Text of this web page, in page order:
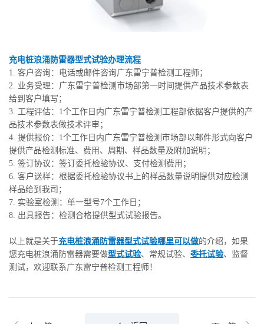
充电桩浪涌防雷器型式试验办理流程
1. 客户咨询：电话或邮件咨询广东雷宁普检测工程师；
2. 业务受理：广东雷宁普检测市场部第一时间提供产品技术参数表
给到客户填写；
3. 工程评估：1个工作日内广东雷宁普检测工程部依据客户提供的产
品技术参数表做技术评审；
4. 提供报价：1个工作日内广东雷宁普检测市场部以邮件形式向客户
提供产品检测标准、费用、周期、样品数量及附加说明；
5. 签订协议：签订委托检验协议、支付检测费用；
6. 客户送样：根据委托检验协议书上的样品数量说明提供对应检测
样品给到我司；
7. 实验室检测：单一型号7个工作日；
8. 出具报告：检测合格提供型式试验报告。
以上就是关于充电桩浪涌防雷器型式试验哪里可以做的介绍，如果
您充电桩浪涌防雷器需要做型式试验、常规试验、 委托试验、监督
测试，欢迎联系广东雷宁普检测工程师！